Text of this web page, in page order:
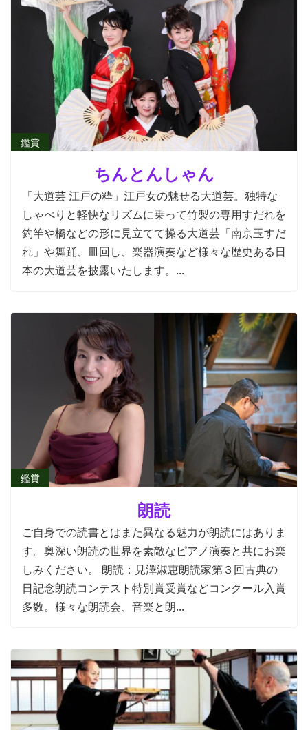
ちんとんしゃん
鑑賞
「大道芸 江戸の粋」江戸女の魅せる大道芸。独特な
しゃべりと軽快なリズムに乗って竹製の専用すだれを
釣竿や橋などの形に見立てて操る大道芸「南京玉すだ
れ」や舞踊、皿回し、楽器演奏など様々な歴史ある日
本の大道芸を披露いたします。...
朗読
鑑賞
ご自身での読書とはまた異なる魅力が朗読にはありま
す。奥深い朗読の世界を素敵なピアノ演奏と共にお楽
しみください。 朗読：見澤淑恵朗読家第３回古典の
日記念朗読コンテスト特別賞受賞などコンクール入賞
多数。様々な朗読会、音楽と朗...